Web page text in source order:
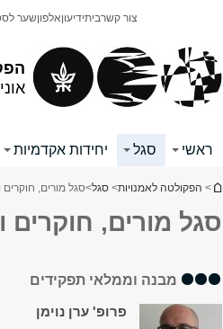
צור קשרביתידיעוןאלפוןשער
ראשי סגל יחידות אקדמיות
הינך נמצא כאן
> הפקולטה לאמנויות> סגל>סגל מורים, חוקרים
סגל מורים, חוקרים
מבנה וממלאי תפקידים
פרופ' ערן נוימן